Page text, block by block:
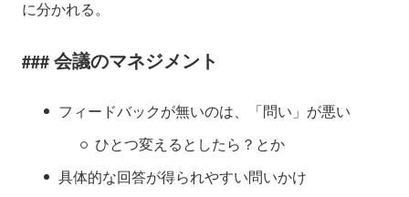
に分かれる。
会議のマネジメント
フィードバックが無いのは、「問い」が悪い
ひとつ変えるとしたら？とか
具体的な回答が得られやすい問いかけ